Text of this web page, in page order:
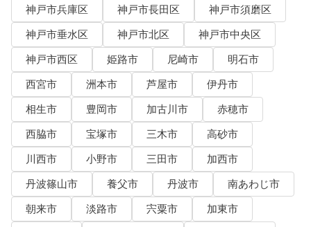
神戸市兵庫区
神戸市長田区
神戸市須磨区
神戸市垂水区
神戸市北区
神戸市中央区
神戸市西区
姫路市 尼崎市
明石市
西宮市
洲本市 芦屋市
伊丹市
相生市
豊岡市 加古川市
赤穂市
西脇市
宝塚市 三木市
高砂市
川西市
小野市 三田市
加西市
丹波篠山市
養父市 丹波市
南あわじ市
朝来市
淡路市 宍粟市
加東市